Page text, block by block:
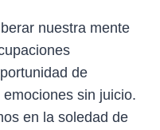
nuestra mente
de
sin juicio.
en la soledad de